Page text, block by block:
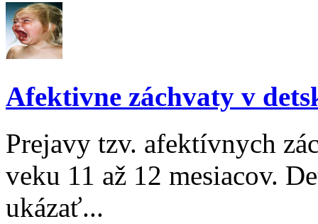
Afektivne záchvaty v
Prejavy tzv. afektívnych
veku 11 až 12 mesiacov.
ukázať...